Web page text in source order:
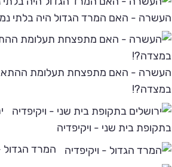
העשרה - האם המרד הגדול היה בלתי
העשרה - האם מתפצחת תעלומת
במצדה?!
בתקופת בית שני - ויקיפדיה
המרד הגדול